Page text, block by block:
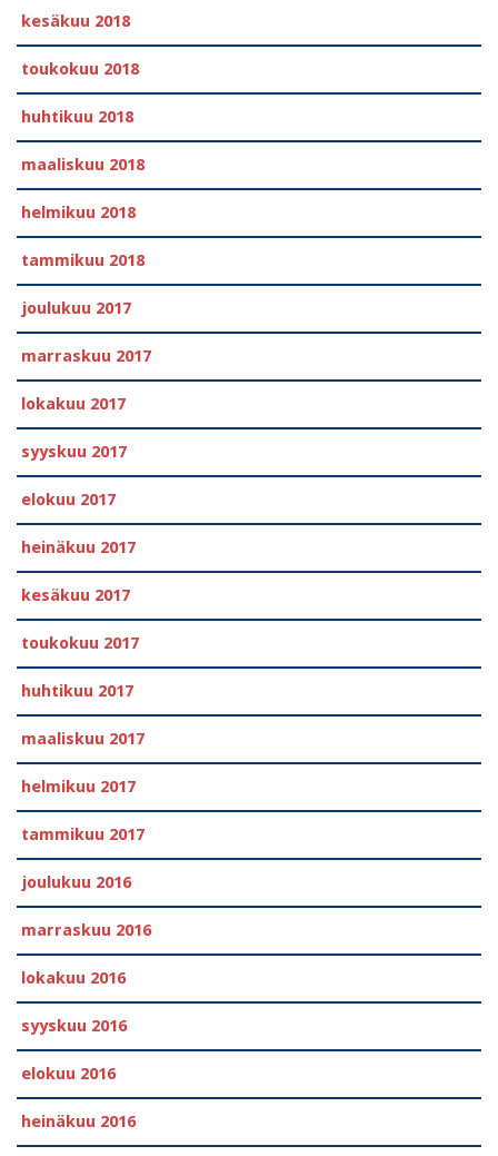
kesäkuu 2018
toukokuu 2018
huhtikuu 2018
maaliskuu 2018
helmikuu 2018
tammikuu 2018
joulukuu 2017
marraskuu 2017
lokakuu 2017
syyskuu 2017
elokuu 2017
heinäkuu 2017
kesäkuu 2017
toukokuu 2017
huhtikuu 2017
maaliskuu 2017
helmikuu 2017
tammikuu 2017
joulukuu 2016
marraskuu 2016
lokakuu 2016
syyskuu 2016
elokuu 2016
heinäkuu 2016